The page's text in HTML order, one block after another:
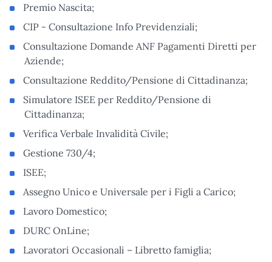
Premio Nascita;
CIP - Consultazione Info Previdenziali;
Consultazione Domande ANF Pagamenti Diretti per
Aziende;
Consultazione Reddito/Pensione di Cittadinanza;
Simulatore ISEE per Reddito/Pensione di
Cittadinanza;
Verifica Verbale Invalidità Civile;
Gestione 730/4;
ISEE;
Assegno Unico e Universale per i Figli a Carico;
Lavoro Domestico;
DURC OnLine;
Lavoratori Occasionali – Libretto famiglia;